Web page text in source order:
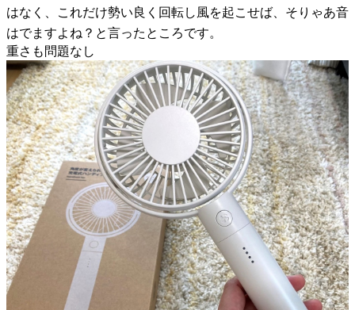
はなく、これだけ勢い良く回転し風を起こせば、そりゃあ音
はでますよね？と言ったところです。
重さも問題なし